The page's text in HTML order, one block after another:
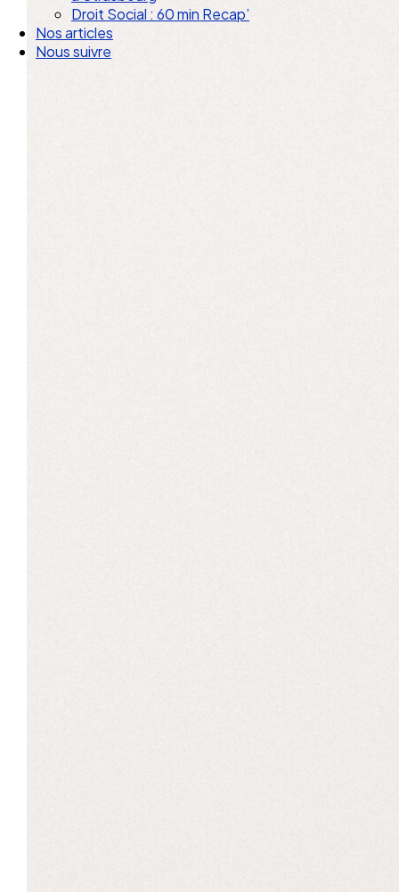
Droit Social : 60 min Recap’
Nos articles
Nous suivre